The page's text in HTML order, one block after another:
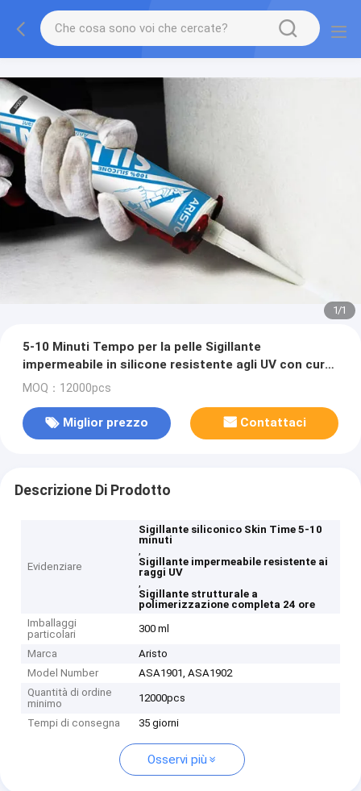
1/1
5-10 Minuti Tempo per la pelle Sigillante
impermeabile in silicone resistente agli UV con cura
completa di 24 ore per uso interno ed esterno
MOQ：12000pcs
Miglior prezzo Contattaci
Descrizione Di Prodotto
Evidenziare
Sigillante siliconico Skin Time 5-10
minuti
,
Sigillante impermeabile resistente ai
raggi UV
,
Sigillante strutturale a
polimerizzazione completa 24 ore
Imballaggi
particolari
300 ml
Marca
Aristo
Model Number
ASA1901, ASA1902
Quantità di ordine
minimo
12000pcs
Tempi di consegna 35 giorni
Osservi più